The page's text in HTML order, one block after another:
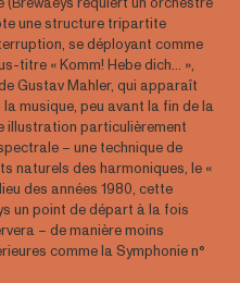
une structure tripartite
se déployant comme
titre « Komm! Hebe dich… »,
Gustav Mahler, qui apparaît
musique, peu avant la fin de la
illustration particulièrement
– une technique de
naturels des harmoniques, le «
des années 1980, cette
un point de départ à la fois
– de manière moins
comme la Symphonie n°